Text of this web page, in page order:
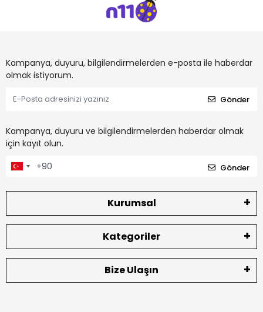
Kampanya, duyuru, bilgilendirmelerden e-posta ile haberdar
olmak istiyorum.
Gönder
Kampanya, duyuru ve bilgilendirmelerden haberdar olmak
için kayıt olun.
Gönder
Kurumsal
Kategoriler
Bize Ulaşın